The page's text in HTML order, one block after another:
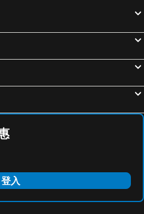
Harbour Grand Kowloon
M1北角酒店
Xuan For Vacation Clubs
Lidao Inn
The Silveri Hotel Hong Kong - MGallery Collection
North Point Metro Station
寶安區
Causeway Bay Metro Station
世界之窗
登入